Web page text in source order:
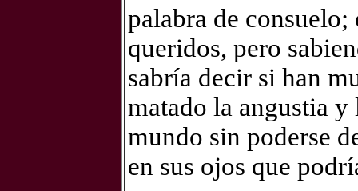
palabra de consuelo;
queridos, pero
sabría decir si han
matado la angustia y
mundo sin poderse
en sus ojos que